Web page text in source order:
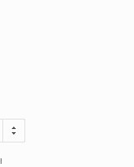
bolesti, preminuo